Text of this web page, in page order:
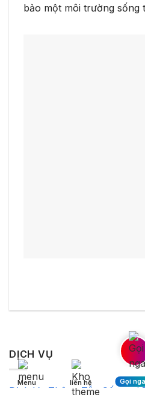
bảo một môi trường sống
DỊCH VỤ
Dịch Vụ Thông Tắc Cống tại
Menu liên hệ Gọi